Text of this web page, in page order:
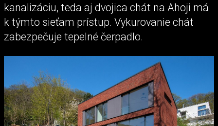
kanalizáciu, teda aj dvojica chát na Ahoji má
k týmto sieťam prístup. Vykurovanie chát
zabezpečuje tepelné čerpadlo.